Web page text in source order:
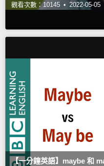
觀看次數：10145 • 2022-05-05
【一分鐘英語】maybe 和